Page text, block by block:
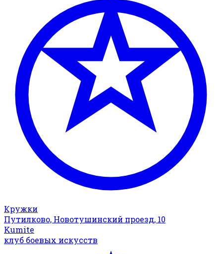
Кружки
Путилково, Новотушинский проезд, 10
Kumite
клуб боевых искусств